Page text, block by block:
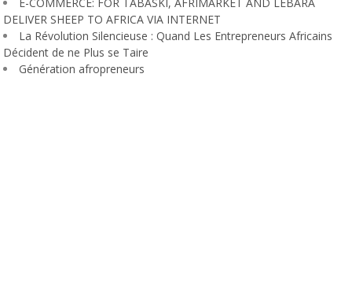
DELIVER SHEEP TO AFRICA VIA INTERNET
La Révolution Silencieuse : Quand Les Entrepreneurs Africains
Décident de ne Plus se Taire
Génération afropreneurs